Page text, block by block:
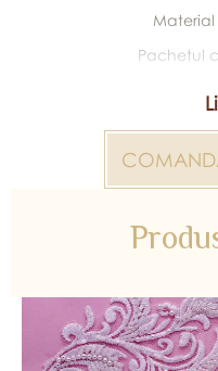
Material
Pachetul